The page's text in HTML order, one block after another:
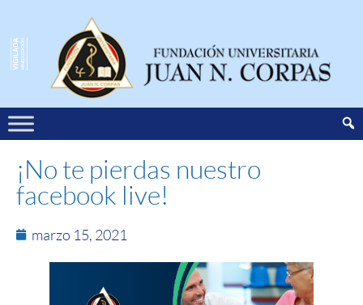
¡No te pierdas nuestro
facebook live!
marzo 15, 2021